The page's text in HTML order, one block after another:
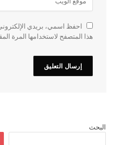
احفظ اسمي، بريدي
هذا المتصفح لاستخدامها المرة
البحث